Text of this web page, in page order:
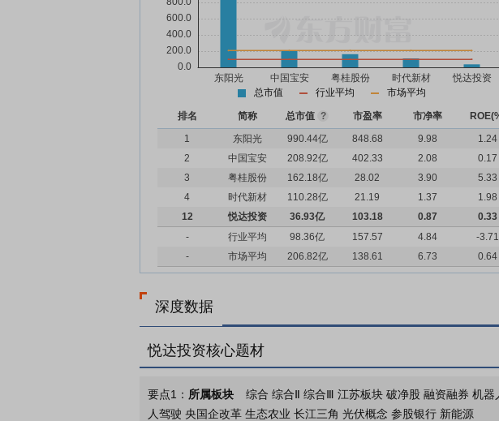
总市值 行业平均 市场平均
排名 简称 总市值 ? 市盈率 市净率
1
东阳光 990.44亿 848.68 9.98
1.24
2
中国宝安 208.92亿 402.33 2.08
0.17
3
粤桂股份 162.18亿 28.02 3.90
5.33
4
时代新材 110.28亿 21.19 1.37
1.98
12
悦达投资 36.93亿 103.18 0.87
0.33
-
行业平均 98.36亿 157.57 4.84
-3.71
-
市场平均 206.82亿 138.61 6.73 0.64
深度数据
悦达投资核心题材
要点1： 所属板块
综合 综合Ⅱ 综合Ⅲ 江苏板块 破净股 融资融券 机
人驾驶 央国企改革 生态农业 长江三角 光伏概念 参股银行 新能源